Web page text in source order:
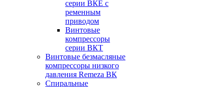
серии ВКЕ с
ременным
приводом
Винтовые
компрессоры
серии ВКТ
Винтовые безмасляные
компрессоры низкого
давления Remeza ВК
Спиральные